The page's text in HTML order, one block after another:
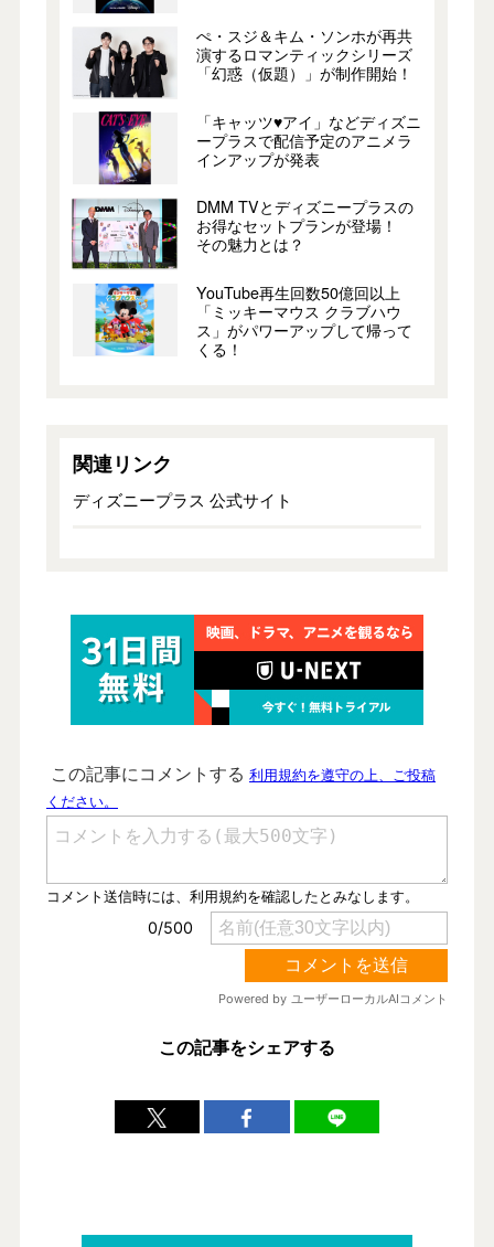
ぺ・スジ＆キム・ソンホが再共
演するロマンティックシリーズ
「幻惑（仮題）」が制作開始！
「キャッツ♥アイ」などディズニ
ープラスで配信予定のアニメラ
インアップが発表
DMM TVとディズニープラスの
お得なセットプランが登場！
その魅力とは？
YouTube再生回数50億回以上
「ミッキーマウス クラブハウ
ス」がパワーアップして帰って
くる！
関連リンク
ディズニープラス 公式サイト
この記事をシェアする